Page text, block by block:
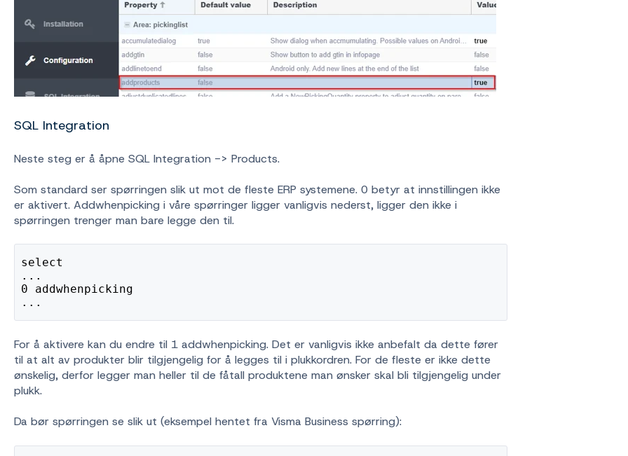
SQL Integration
Neste steg er å åpne SQL Integration -> Products.
Som standard ser spørringen slik ut mot de fleste ERP systemene. 0 betyr at innstillingen ikke
er aktivert. Addwhenpicking i våre spørringer ligger vanligvis nederst, ligger den ikke i
spørringen trenger man bare legge den til.
select
...
0 addwhenpicking
...
For å aktivere kan du endre til 1 addwhenpicking. Det er vanligvis ikke anbefalt da dette fører
til at alt av produkter blir tilgjengelig for å legges til i plukkordren. For de fleste er ikke dette
ønskelig, derfor legger man heller til de fåtall produktene man ønsker skal bli tilgjengelig under
plukk.
Da bør spørringen se slik ut (eksempel hentet fra Visma Business spørring):